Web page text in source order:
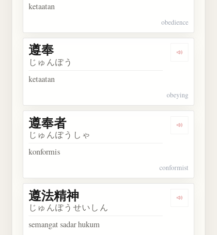
ketaatan
obedience
Dengarkan
遵奉
じゅんぽう
ketaatan
obeying
Dengarkan
遵奉者
じゅんぽうしゃ
konformis
conformist
Dengarkan
遵法精神
じゅんぽうせいしん
semangat sadar hukum